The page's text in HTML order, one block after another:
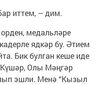
иттем, – дим.
медальләре
ядкәр бу. Әтием
Бик булган кеше иде
Олы Мәңгәр
эшли. Менә “Кызыл